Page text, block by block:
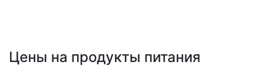
Цены на продукты питания